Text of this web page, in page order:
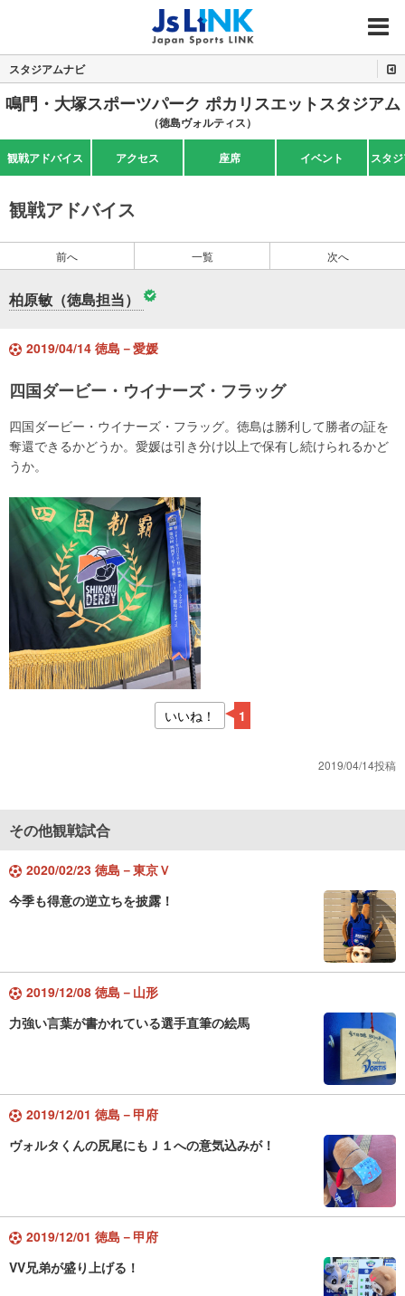
MENU
スタジアムナビ
鳴門・大塚スポーツパーク ポカリスエットスタジアム
（徳島ヴォルティス）
観戦アドバイス アクセス 座席 イベント スタ
観戦アドバイス
前へ 一覧 次へ
柏原敏（徳島担当）
2019/04/14 徳島－愛媛
四国ダービー・ウイナーズ・フラッグ
四国ダービー・ウイナーズ・フラッグ。徳島は勝利して勝者の証を
奪還できるかどうか。愛媛は引き分け以上で保有し続けられるかど
うか。
いいね！ 1
2019/04/14投稿
その他観戦試合
2020/02/23 徳島－東京Ｖ
今季も得意の逆立ちを披露！
2019/12/08 徳島－山形
力強い言葉が書かれている選手直筆の絵馬
2019/12/01 徳島－甲府
ヴォルタくんの尻尾にもＪ１への意気込みが！
2019/12/01 徳島－甲府
VV兄弟が盛り上げる！